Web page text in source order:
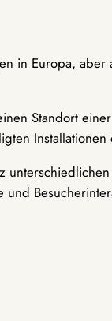
in Europa,
Standort
und